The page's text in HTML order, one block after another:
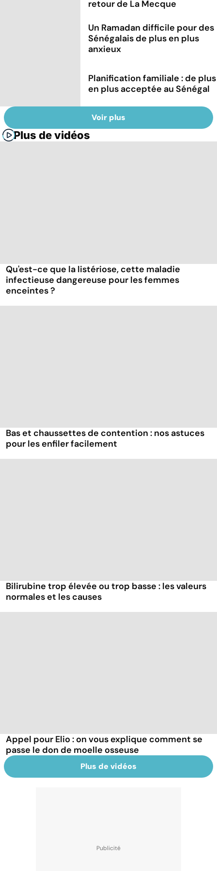
retour de La Mecque
Un Ramadan difficile pour des
Sénégalais de plus en plus
anxieux
Planification familiale : de plus
en plus acceptée au Sénégal
Voir plus
Plus de vidéos
Qu'est-ce que la listériose, cette maladie
infectieuse dangereuse pour les femmes
enceintes ?
Bas et chaussettes de contention : nos astuces
pour les enfiler facilement
Bilirubine trop élevée ou trop basse : les valeurs
normales et les causes
Appel pour Elio : on vous explique comment se
passe le don de moelle osseuse
Plus de vidéos